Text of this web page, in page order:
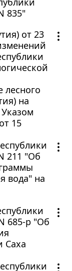
835"
от 23
лесного
на
15
211 "Об
вода" на
685-р "Об
Саха